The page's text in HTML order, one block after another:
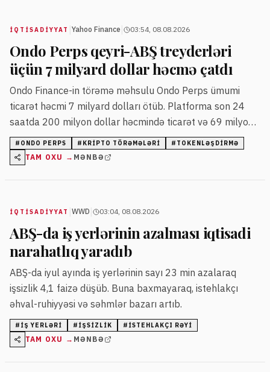
İQTISADIYYAT Yahoo Finance 03:54, 08.08.2026
Ondo Perps qeyri-ABŞ treyderləri
üçün 7 milyard dollar həcmə çatdı
Ondo Finance-in törəmə məhsulu Ondo Perps ümumi
ticarət həcmi 7 milyard dolları ötüb. Platforma son 24
saatda 200 milyon dollar həcmində ticarət və 69 milyon
dollar açıq mövqeyə malikdir.
# ONDO PERPS # KRIPTO TÖRƏMƏLƏRI # TOKENLƏŞDIRMƏ
TAM OXU → MƏNBƏ
İQTISADIYYAT WWD 03:04, 08.08.2026
ABŞ-da iş yerlərinin azalması iqtisadi
narahatlıq yaradıb
ABŞ-da iyul ayında iş yerlərinin sayı 23 min azalaraq
işsizlik 4,1 faizə düşüb. Buna baxmayaraq, istehlakçı
əhval-ruhiyyəsi və səhmlər bazarı artıb.
# IŞ YERLƏRI # IŞSIZLIK # ISTEHLAKÇI RƏYI
TAM OXU → MƏNBƏ